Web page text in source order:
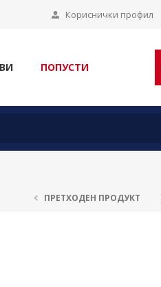
Кориснички профил
ПОПУСТИ
ПРЕТХОДЕН ПРОДУКТ